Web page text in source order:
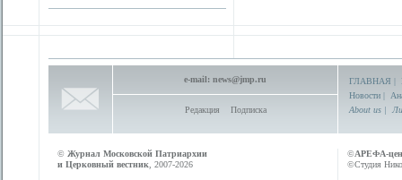
e-mail: news@jmp.ru
Редакция Подписка
ГЛАВНАЯ |
Новости |
About us |
© Журнал Московской Патриархии
и Церковный вестник , 2007-2026
©АРЕФА-
©Студия